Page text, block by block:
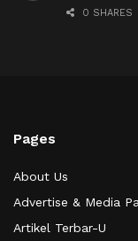
0 SHARES
Pages
About Us
Advertise & Media
Artikel Terbar-U